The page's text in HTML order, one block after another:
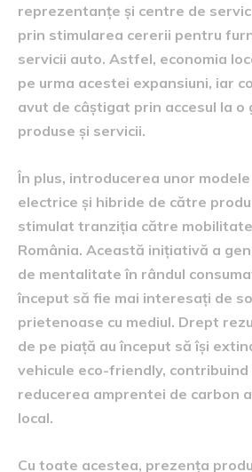
reprezentanțe și centre de
prin stimularea cererii pentru
servicii auto. Astfel, economia
pe urma acestei expansiuni, iar
avut de câștigat prin accesul la o
produse și servicii.
În plus, introducerea unor
electrice și hibride de către
stimulat tranziția către
România. Această inițiativă a
de mentalitate în rândul
început să fie mai interesați de
prietenoase cu mediul. Drept
de pe piață au început să își
vehicule eco-friendly,
reducerea amprentei de carbon
local.
Cu toate acestea, prezența